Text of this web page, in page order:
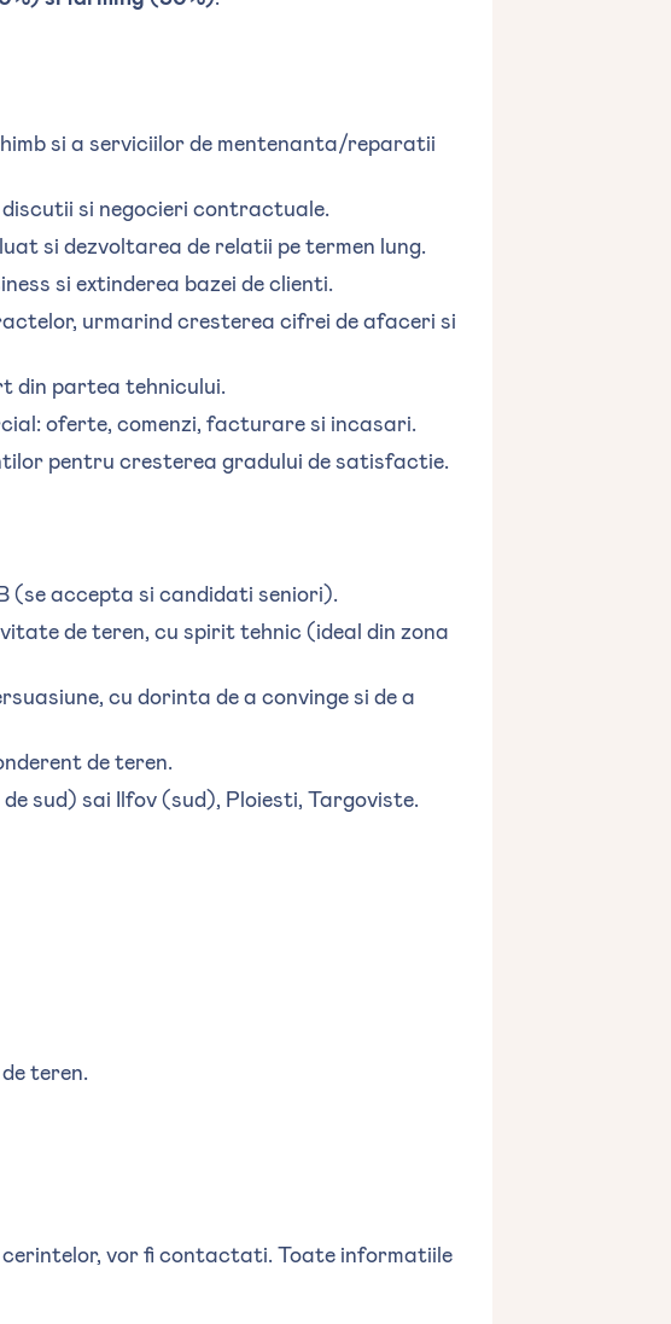
si a serviciilor de mentenanta/reparatii
si negocieri contractuale.
si dezvoltarea de relatii pe termen lung.
si extinderea bazei de clienti.
urmarind cresterea cifrei de afaceri si
din partea tehnicului.
oferte, comenzi, facturare si incasari.
pentru cresterea gradului de satisfactie.
(se accepta si candidati seniori).
de teren, cu spirit tehnic (ideal din zona
cu dorinta de a convinge si de a
de teren.
sud) sai Ilfov (sud), Ploiesti, Targoviste.
teren.
vor fi contactati. Toate informatiile